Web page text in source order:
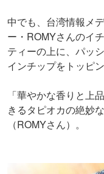
中でも、台湾情報メ
ー・ROMYさんのイ
ティーの上に、パッ
インチップをトッピ
「華やかな香りと上
きるタピオカの絶妙
（ROMYさん）。